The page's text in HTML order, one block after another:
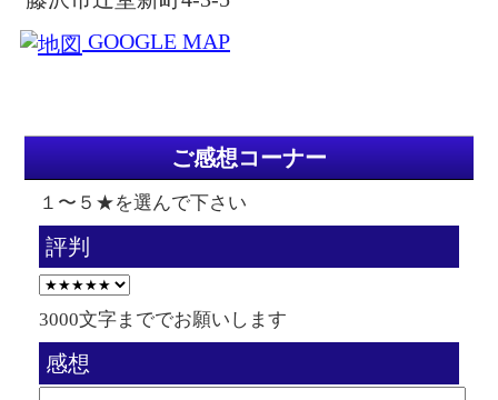
GOOGLE MAP
ご感想コーナー
１〜５★を選んで下さい
評判
3000文字まででお願いします
感想